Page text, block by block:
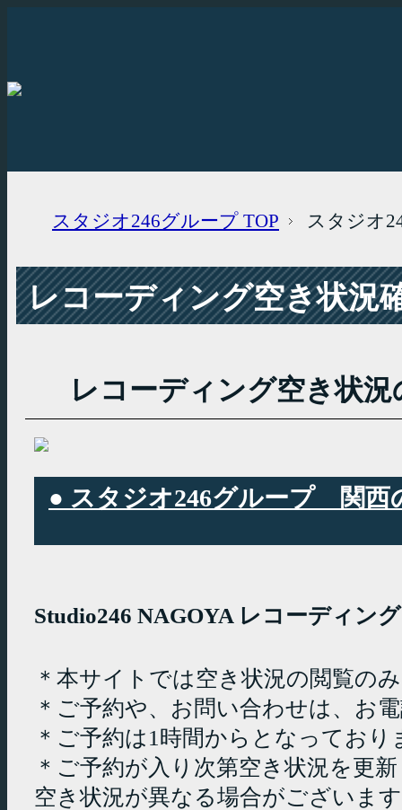
スタジオ246グループ TOP スタジオ
レコーディング空き状況
レコーディング空き状況
● スタジオ246グループ 関西
Studio246 NAGOYA レコーディン
＊本サイトでは空き状況の閲覧の
＊ご予約や、お問い合わせは、お
＊ご予約は1時間からとなっており
＊ご予約が入り次第空き状況を更
空き状況が異なる場合がございま